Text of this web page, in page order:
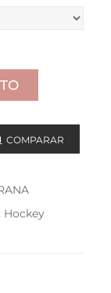
COMPARAR
Hockey